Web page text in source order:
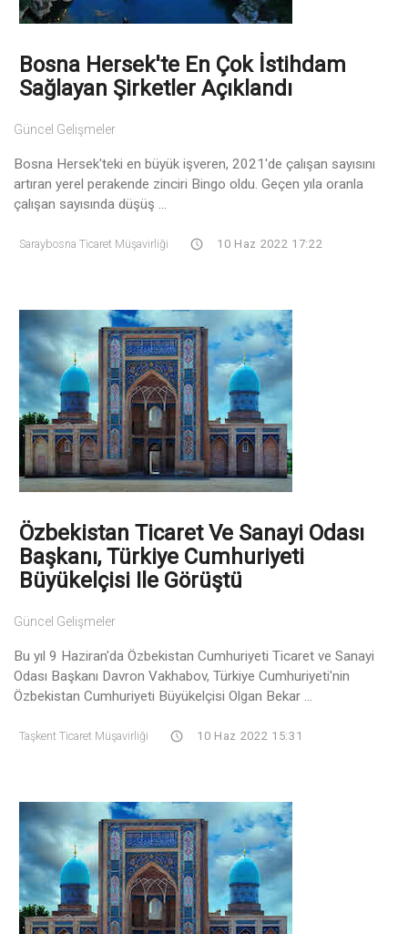
Bosna Hersek'te En Çok İstihdam
Sağlayan Şirketler Açıklandı
Güncel Gelişmeler
Bosna Hersek'teki en büyük işveren, 2021'de çalışan sayısını
artıran yerel perakende zinciri Bingo oldu. Geçen yıla oranla
çalışan sayısında düşüş ...
Saraybosna Ticaret Müşavirliği 10 Haz 2022 17:22
Özbekistan Ticaret Ve Sanayi Odası
Başkanı, Türkiye Cumhuriyeti
Büyükelçisi Ile Görüştü
Güncel Gelişmeler
Bu yıl 9 Haziran'da Özbekistan Cumhuriyeti Ticaret ve Sanayi
Odası Başkanı Davron Vakhabov, Türkiye Cumhuriyeti'nin
Özbekistan Cumhuriyeti Büyükelçisi Olgan Bekar ...
Taşkent Ticaret Müşavirliği 10 Haz 2022 15:31